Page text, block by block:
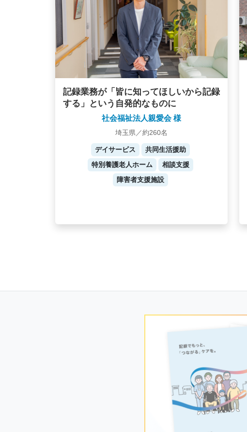
記録業務が「皆に知ってほしいから記録
する」という自発的なものに
社会福祉法人親愛会 様
埼玉県／約260名
デイサービス
共同生活援助
特別養護老人ホーム
相談支援
障害者支援施設